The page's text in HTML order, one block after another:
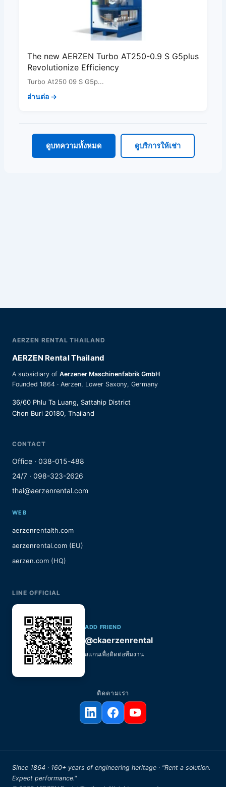
The new AERZEN Turbo AT250-0.9 S G5plus
Revolutionize Efficiency
Turbo At250 09 S G5p...
อ่านต่อ →
ดูบทความทั้งหมด ดูบริการให้เช่า
AERZEN RENTAL THAILAND
AERZEN Rental Thailand
A subsidiary of Aerzener Maschinenfabrik GmbH
Founded 1864 · Aerzen, Lower Saxony, Germany
36/60 Phlu Ta Luang, Sattahip District
Chon Buri 20180, Thailand
CONTACT
Office · 038-015-488
24/7 · 098-323-2626
thai@aerzenrental.com
WEB
aerzenrentalth.com
aerzenrental.com (EU)
aerzen.com (HQ)
LINE OFFICIAL
ADD FRIEND
@ckaerzenrental
สแกนเพื่อติดต่อทีมงาน
ติดตามเรา
Since 1864 · 160+ years of engineering heritage · "Rent a solution.
Expect performance."